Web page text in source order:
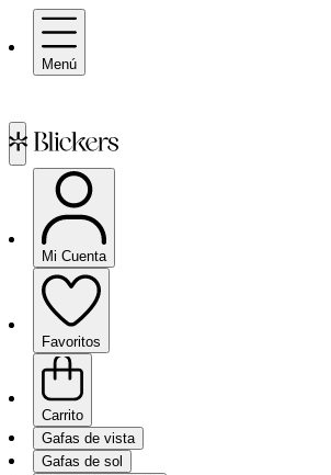
Menú
Mi Cuenta
Favoritos
Carrito
Gafas de vista
Gafas de sol